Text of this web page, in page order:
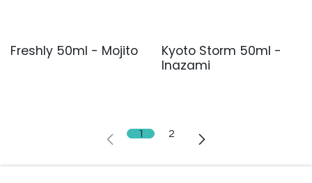
Nouveau !
Freshly 50ml - Mojito
Kyoto Storm 50ml -
Inazami
1 2